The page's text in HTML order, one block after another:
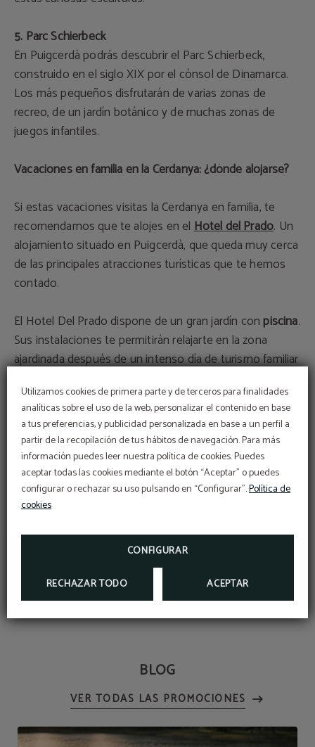
Utilizamos cookies de primera parte y de terceros para finalidades
analíticas sobre el uso de la web, personalizar el contenido en base
a tus preferencias, y publicidad personalizada en base a un perfil a
partir de la recopilación de tus hábitos de navegación. Para más
información puedes leer nuestra política de cookies. Puedes
aceptar todas las cookies mediante el botón “Aceptar” o puedes
configurar o rechazar su uso pulsando en “Configurar”.Política de
cookies
CONFIGURAR
RECHAZAR TODO ACEPTAR
5. Parc Schierbeck
En Puigcerdà podrás descubrir el Parc Schierbeck,
construido en el siglo XIX por el cònsol de Dinamarca.
Los más pequeños disfrutarán de varias zonas de
recreo, de un jardín botánico y de muchas zonas de
juegos infantiles.
Vacaciones en familia en la Cerdanya: ¿dónde alojarse?
Si estas vacaciones visitas la Cerdanya en familia, te
recomendamos que te alojes en elHotel del Prado. Un
alojamiento situado en Puigcerdà, que queda muy cerca
de las principales atracciones turísticas que te hemos
contado.
El Hotel Del Prado dispone de un gran jardín con piscina.
Sus instalaciones te permitirán relajarte en la zona
ajardinada después de un intenso día de turismo familiar
infantil.
Es un hotel familiar, con una larga trayectoria. Ofrecen
los mejoresserviciospara que puedas disfrutar de una
estancia perfecta durante tus días de vacaciones.
Ven a disfrutar de tus vacaciones en familia en la
Cerdanya este verano.Reserva ya tu habitacióny alójate
en un hotel familiar que ofrece el mejor entorno e
instalaciones para que los más pequeños se lo pasen
pipa y los adultos puedan relajarse y desconectar.
BLOG